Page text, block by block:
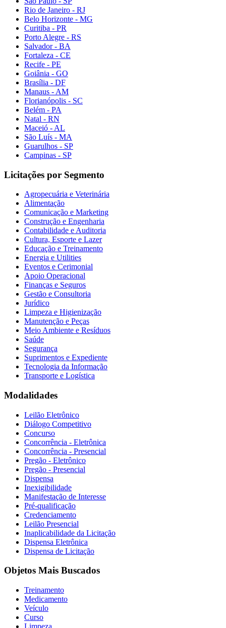
Rio de Janeiro - RJ
Belo Horizonte - MG
Curitiba - PR
Porto Alegre - RS
Salvador - BA
Fortaleza - CE
Recife - PE
Goiânia - GO
Brasília - DF
Manaus - AM
Florianópolis - SC
Belém - PA
Natal - RN
Maceió - AL
São Luís - MA
Guarulhos - SP
Campinas - SP
Licitações por Segmento
Agropecuária e Veterinária
Alimentação
Comunicação e Marketing
Construção e Engenharia
Contabilidade e Auditoria
Cultura, Esporte e Lazer
Educação e Treinamento
Energia e Utilities
Eventos e Cerimonial
Apoio Operacional
Finanças e Seguros
Gestão e Consultoria
Jurídico
Limpeza e Higienização
Manutenção e Peças
Meio Ambiente e Resíduos
Saúde
Segurança
Suprimentos e Expediente
Tecnologia da Informação
Transporte e Logística
Modalidades
Leilão Eletrônico
Diálogo Competitivo
Concurso
Concorrência - Eletrônica
Concorrência - Presencial
Pregão - Eletrônico
Pregão - Presencial
Dispensa
Inexigibilidade
Manifestação de Interesse
Pré-qualificação
Credenciamento
Leilão Presencial
Inaplicabilidade da Licitação
Dispensa Eletrônica
Dispensa de Licitação
Objetos Mais Buscados
Treinamento
Medicamento
Veículo
Curso
Limpeza